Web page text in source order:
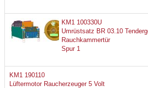
KM1 100330U
Umrüstsatz BR 03.10
Rauchkammertür
Spur 1
KM1 190110
Lüftermotor Raucherzeuger 5 Volt